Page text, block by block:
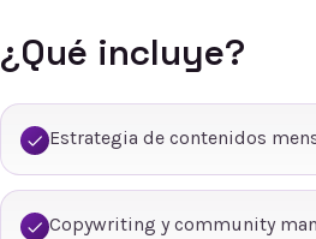
¿Qué incluye?
Estrategia de contenidos
Copywriting y community